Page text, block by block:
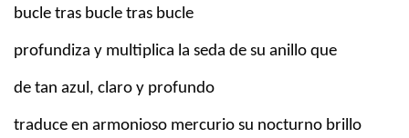
bucle tras bucle tras bucle
profundiza y multiplica la seda de su anillo que
de tan azul, claro y profundo
traduce en armonioso mercurio su nocturno brillo